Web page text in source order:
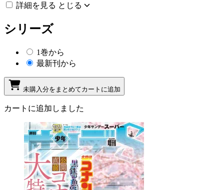
詳細を見る とじる
シリーズ
1巻から
最新刊から
未購入分をまとめてカートに追加
カートに追加しました